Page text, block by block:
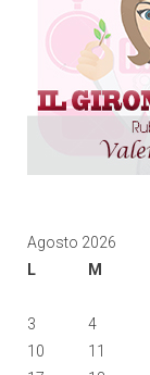
Agosto 2026
L
M
3
4
10
11